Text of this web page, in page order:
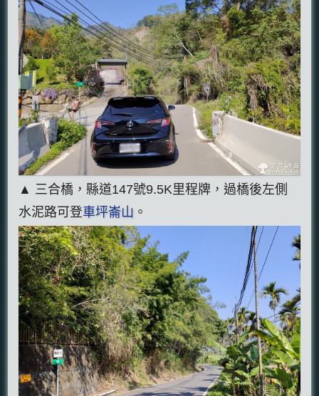
▲ 三合橋，縣道147號9.5K里程牌，過橋後左側
水泥路可登車坪崙山 。